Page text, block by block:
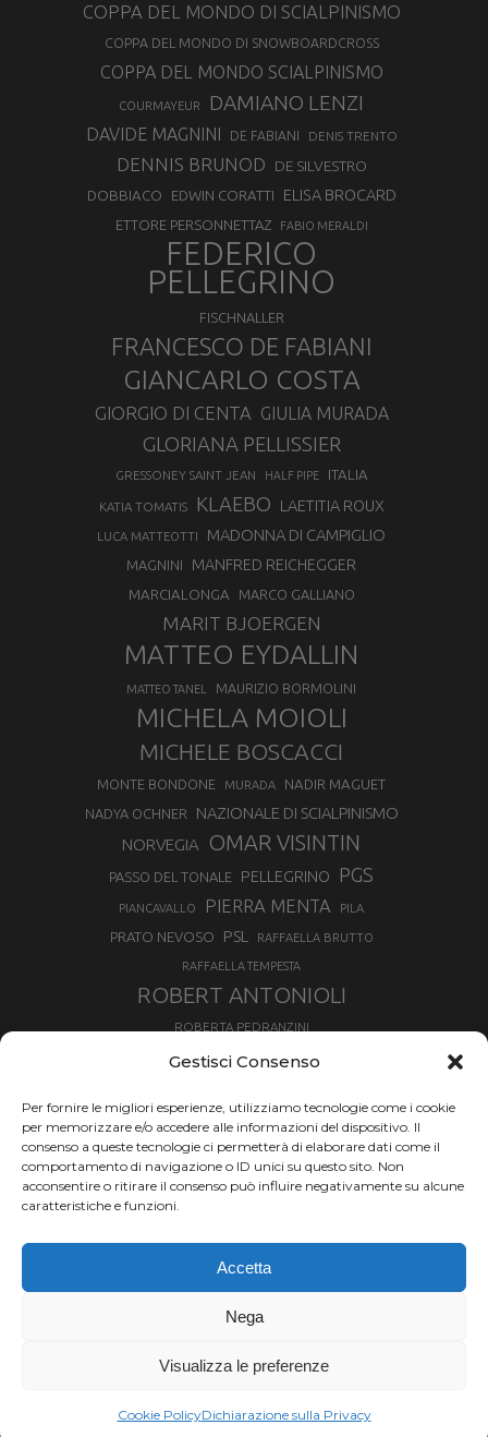
Gestisci Consenso
Per fornire le migliori esperienze, utilizziamo tecnologie come i cookie
per memorizzare e/o accedere alle informazioni del dispositivo. Il
consenso a queste tecnologie ci permetterà di elaborare dati come il
comportamento di navigazione o ID unici su questo sito. Non
acconsentire o ritirare il consenso può influire negativamente su alcune
caratteristiche e funzioni.
Accetta
Nega
Visualizza le preferenze
Cookie PolicyDichiarazione sulla Privacy
COPPA DEL MONDO DI SCIALPINISMO
COPPA DEL MONDO DI SNOWBOARDCROSS
COPPA DEL MONDO SCIALPINISMO
COURMAYEUR DAMIANO LENZI
DAVIDE MAGNINI DE FABIANI DENIS TRENTO
DENNIS BRUNOD DE SILVESTRO
DOBBIACO EDWIN CORATTI ELISA BROCARD
ETTORE PERSONNETTAZ FABIO MERALDI
FEDERICO
PELLEGRINO
FISCHNALLER
FRANCESCO DE FABIANI
GIANCARLO COSTA
GIORGIO DI CENTA GIULIA MURADA
GLORIANA PELLISSIER
GRESSONEY SAINT JEAN HALF PIPE ITALIA
KATIA TOMATIS KLAEBO LAETITIA ROUX
LUCA MATTEOTTI MADONNA DI CAMPIGLIO
MAGNINI MANFRED REICHEGGER
MARCIALONGA MARCO GALLIANO
MARIT BJOERGEN
MATTEO EYDALLIN
MATTEO TANEL MAURIZIO BORMOLINI
MICHELA MOIOLI
MICHELE BOSCACCI
MONTE BONDONE MURADA NADIR MAGUET
NADYA OCHNER
NAZIONALE DI SCIALPINISMO
NORVEGIA
OMAR VISINTIN
PASSO DEL TONALE PELLEGRINO PGS
PIANCAVALLO PIERRA MENTA PILA
PRATO NEVOSO PSL RAFFAELLA BRUTTO
RAFFAELLA TEMPESTA
ROBERT ANTONIOLI
ROBERTA PEDRANZINI
ROLAND FISCHNALLER
SIMONE DEROMEDIS SKIALPDEIPARCHI SKICROSS
SLOPESTYLE SNOWBOARD
SNOWBOARDCROSS SPRINT
THERESE JOHAUG
TRANSCAVALLO TROFEO MEZZALAMA
VAL DI FIEMME
Chi siamo | Termini d'uso | Privacy |